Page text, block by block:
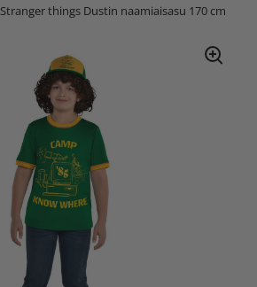
Stranger things Dustin naamiaisasu 170 cm